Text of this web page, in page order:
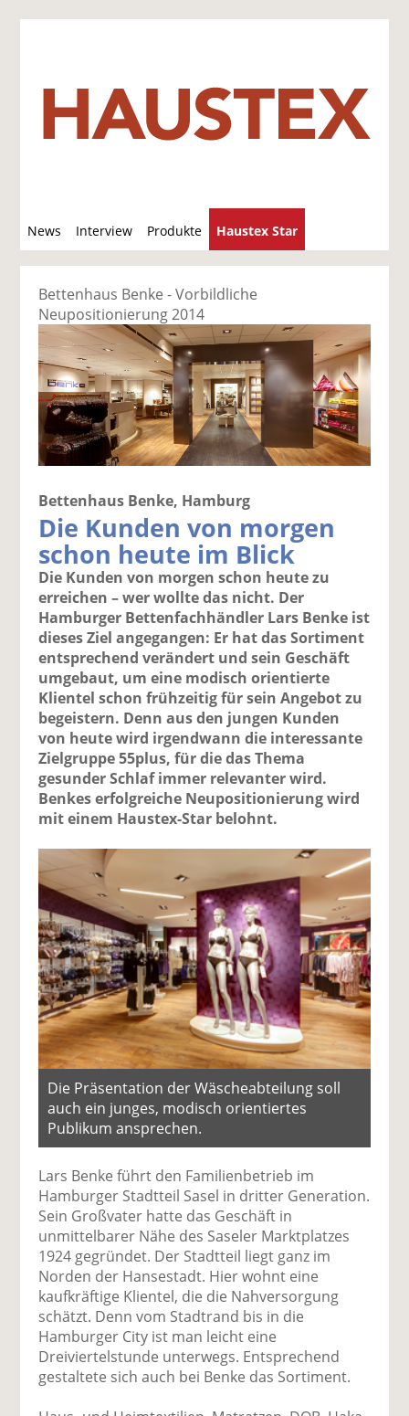
News Interview Produkte Haustex Star
u
c
Bettenhaus Benke - Vorbildliche
Neupositionierung 2014
Bettenhaus Benke, Hamburg
Die Kunden von morgen
schon heute im Blick
Die Kunden von morgen schon heute zu
erreichen – wer wollte das nicht. Der
Hamburger Bettenfachhändler Lars Benke ist
dieses Ziel angegangen: Er hat das Sortiment
entsprechend verändert und sein Geschäft
umgebaut, um eine modisch orientierte
Klientel schon frühzeitig für sein Angebot zu
begeistern. Denn aus den jungen Kunden
von heute wird irgendwann die interessante
Zielgruppe 55plus, für die das Thema
gesunder Schlaf immer relevanter wird.
Benkes erfolgreiche Neupositionierung wird
mit einem Haustex-Star belohnt.
Die Präsentation der Wäscheabteilung soll
auch ein junges, modisch orientiertes
Publikum ansprechen.
Lars Benke führt den Familienbetrieb im
Hamburger Stadtteil Sasel in dritter Generation.
Sein Großvater hatte das Geschäft in
unmittelbarer Nähe des Saseler Marktplatzes
1924 gegründet. Der Stadtteil liegt ganz im
Norden der Hansestadt. Hier wohnt eine
kaufkräftige Klientel, die die Nahversorgung
schätzt. Denn vom Stadtrand bis in die
Hamburger City ist man leicht eine
Dreiviertelstunde unterwegs. Entsprechend
gestaltete sich auch bei Benke das Sortiment.